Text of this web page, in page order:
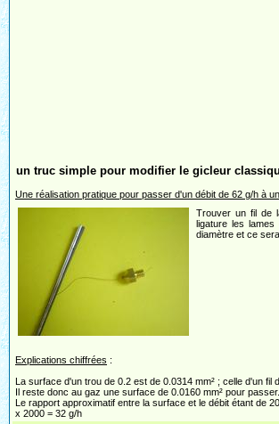
un truc simple pour modifier le gicleur
Une réalisation pratique pour passer d'un débit de 62 g/h à
Trouver un fil de
ligature les
diamètre et ce
Explications chiffrées :
La surface d'un trou de 0.2 est de 0.0314 mm² ; celle d'un fil
Il reste donc au gaz une surface de 0.0160 mm² pour passer.
Le rapport approximatif entre la surface et le débit étant de
x 2000 = 32 g/h